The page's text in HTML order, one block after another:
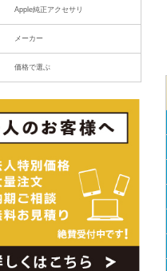
Apple純正アクセサリ
メーカー
価格で選ぶ